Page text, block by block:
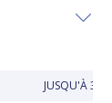
JUSQU'À 30